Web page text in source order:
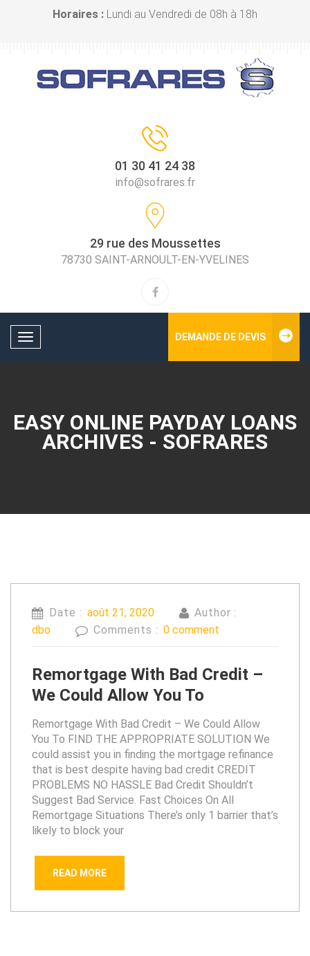
Horaires : Lundi au Vendredi de 08h à 18h
01 30 41 24 38
info@sofrares.fr
29 rue des Moussettes
78730 SAINT-ARNOULT-EN-YVELINES
Toggle
DEMANDE DE DEVIS
EASY ONLINE PAYDAY LOANS
ARCHIVES - SOFRARES
Date : août 21, 2020
Author :
dbo
Comments : 0 comment
Remortgage With Bad Credit –
We Could Allow You To
Remortgage With Bad Credit – We Could Allow
You To FIND THE APPROPRIATE SOLUTION We
could assist you in finding the mortgage refinance
that is best despite having bad credit CREDIT
PROBLEMS NO HASSLE Bad Credit Shouldn’t
Suggest Bad Service. Fast Choices On All
Remortgage Situations There’s only 1 barrier that’s
likely to block your
READ MORE